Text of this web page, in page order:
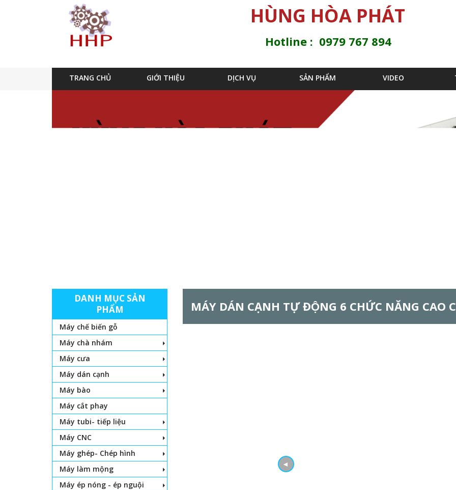
Jump to navigation
HÙNG HÒA PHÁT
Hotline : 0979 767 894
TRANG CHỦ GIỚI THIỆU DỊCH VỤ SẢN PHẨM VIDEO
MÁY DÁN CẠNH TỰ ĐỘNG 6 CHỨC NĂNG CAO
◄
DANH MỤC SẢN
PHẨM
Máy chế biến gỗ
Máy chà nhám
Máy cưa
Máy dán cạnh
Máy bào
Máy cắt phay
Máy tubi- tiếp liệu
Máy CNC
Máy ghép- Chép hình
Máy làm mộng
Máy ép nóng - ép nguội